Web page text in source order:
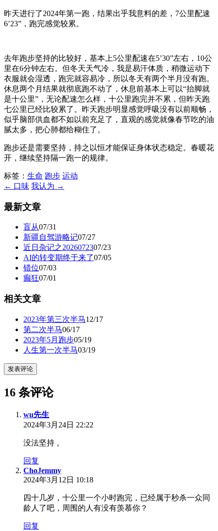
昨天进行了2024年第一跑，结果出乎我意料的差，7公里配速
6’23”，跑完感觉较累。
去年跑步坚持的比较好，基本上5公里配速在5’30”左右，10公
里在6分钟左右。但冬天天气冷，我是易汗体质，稍微运动下
衣服就会湿透，跑完就容易冷，所以冬天有两个半月没有跑。
休息两个月结果就彻底跑不动了，休息前基本上可以“抬脚就
是十公里”，无论配速怎么样，十公里跑完并不累，但昨天跑
七公里已经比较累了。昨天跑步明显感觉呼吸没有以前顺畅，
似乎脑部供血都不如以前充足了，直观的感觉就像春节吃的油
腻太多，把心肺都给糊住了。
跑步还是需要坚持，持之以恒才能保证身体状态稳定。春暖花
开，继续坚持隔一跑一的规律。
标签： 生命 跑步 运动
← 口味 我认为 →
最新文章
盲从07/31
新疆自驾游略记07/27
近日杂记之2026072307/23
AI的转变期终于来了07/05
错位07/03
癫狂07/01
相关文章
2023年第三次半马12/17
第二次半马06/17
2023年5月跑步05/19
人生第一次半马03/19
发表评论
16 条评论
wu先生
2024年3月24日 22:22
没法坚持 。
回复
ChoJemmy
2024年3月12日 10:18
四十几岁，十公里一个小时跑完，已经属于秒杀一众同
龄人了吧，周围的人有没有羡慕你？
回复